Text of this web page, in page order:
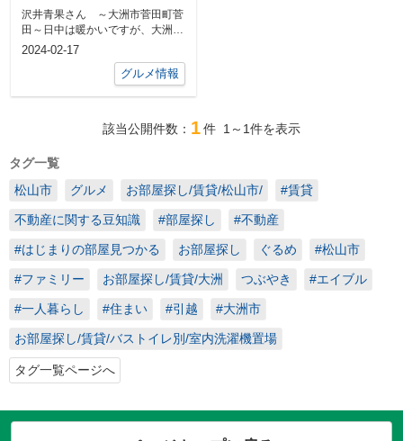
沢井青果さん ～大洲市菅田町菅
田～日中は暖かいですが、大洲の
早朝の気温は０度前後考えたら、
2024-02-17
グルメ情報
該当公開件数： 1件 1～1件を表示
タグ一覧
松山市
グルメ お部屋探し/賃貸/松山市/ #賃貸
不動産に関する豆知識 #部屋探し #不動産
#はじまりの部屋見つかる お部屋探し ぐるめ #松山市
#ファミリー お部屋探し/賃貸/大洲 つぶやき #エイブル
#一人暮らし #住まい #引越 #大洲市
お部屋探し/賃貸/バストイレ別/室内洗濯機置場
タグ一覧ページへ